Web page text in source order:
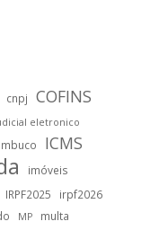
cnpj COFINS
eletronico
ICMS
imóveis
IRPF2025
irpf2026
MP multa